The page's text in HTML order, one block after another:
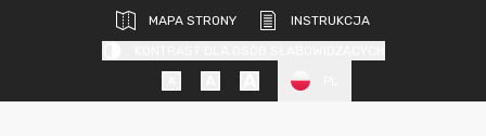
MAPA STRONY
INSTRUKCJA